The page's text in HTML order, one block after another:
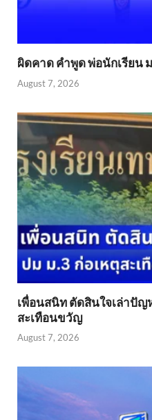
ผิดคาด คำพูด พ่อนักเรียน
August 7, 2026
เพื่อนสนิท ตัดสินใจเล่าปัญ
สะเทือนขวัญ
August 7, 2026